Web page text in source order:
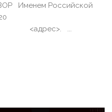
Именем Российской
...